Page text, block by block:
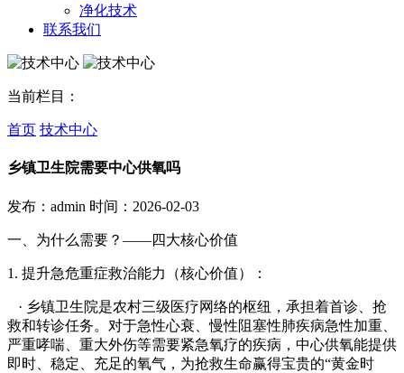
净化技术
联系我们
当前栏目：
首页 技术中心
乡镇卫生院需要中心供氧吗
发布：admin 时间：2026-02-03
一、为什么需要？——四大核心价值
1. 提升急危重症救治能力（核心价值）：
· 乡镇卫生院是农村三级医疗网络的枢纽，承担着首诊、抢
救和转诊任务。对于急性心衰、慢性阻塞性肺疾病急性加重、
严重哮喘、重大外伤等需要紧急氧疗的疾病，中心供氧能提供
即时、稳定、充足的氧气，为抢救生命赢得宝贵的“黄金时